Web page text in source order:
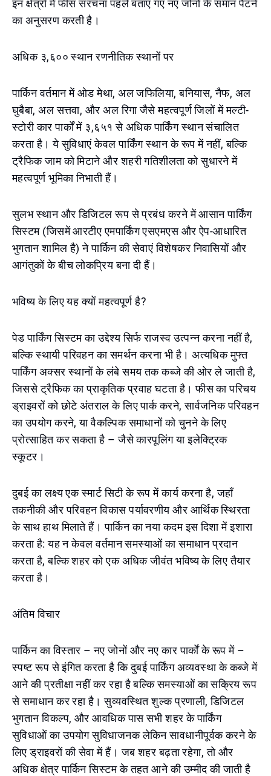
इन क्षेत्रों में फीस संरचना पहले बताए गए नए जोनों के समान पैटर्न
का अनुसरण करती है।
अधिक ३,६०० स्थान रणनीतिक स्थानों पर
पार्किन वर्तमान में ओड मेथा, अल जफिलिया, बनियास, नैफ, अल
घुबैबा, अल सत्तवा, और अल रिगा जैसे महत्वपूर्ण जिलों में मल्टी-
स्टोरी कार पार्कों में ३,६५१ से अधिक पार्किंग स्थान संचालित
करता है। ये सुविधाएं केवल पार्किंग स्थान के रूप में नहीं, बल्कि
ट्रैफिक जाम को मिटाने और शहरी गतिशीलता को सुधारने में
महत्वपूर्ण भूमिका निभाती हैं।
सुलभ स्थान और डिजिटल रूप से प्रबंध करने में आसान पार्किंग
सिस्टम (जिसमें आरटीए एमपार्किंग एसएमएस और ऐप-आधारित
भुगतान शामिल है) ने पार्किन की सेवाएं विशेषकर निवासियों और
आगंतुकों के बीच लोकप्रिय बना दी हैं।
भविष्य के लिए यह क्यों महत्वपूर्ण है?
पेड पार्किंग सिस्टम का उद्देश्य सिर्फ राजस्व उत्पन्न करना नहीं है,
बल्कि स्थायी परिवहन का समर्थन करना भी है। अत्यधिक मुफ्त
पार्किंग अक्सर स्थानों के लंबे समय तक कब्जे की ओर ले जाती है,
जिससे ट्रैफिक का प्राकृतिक प्रवाह घटता है। फीस का परिचय
ड्राइवरों को छोटे अंतराल के लिए पार्क करने, सार्वजनिक परिवहन
का उपयोग करने, या वैकल्पिक समाधानों को चुनने के लिए
प्रोत्साहित कर सकता है – जैसे कारपूलिंग या इलेक्ट्रिक
स्कूटर।
दुबई का लक्ष्य एक स्मार्ट सिटी के रूप में कार्य करना है, जहाँ
तकनीकी और परिवहन विकास पर्यावरणीय और आर्थिक स्थिरता
के साथ हाथ मिलाते हैं। पार्किन का नया कदम इस दिशा में इशारा
करता है: यह न केवल वर्तमान समस्याओं का समाधान प्रदान
करता है, बल्कि शहर को एक अधिक जीवंत भविष्य के लिए तैयार
करता है।
अंतिम विचार
पार्किन का विस्तार – नए जोनों और नए कार पार्कों के रूप में –
स्पष्ट रूप से इंगित करता है कि दुबई पार्किंग अव्यवस्था के कब्जे में
आने की प्रतीक्षा नहीं कर रहा है बल्कि समस्याओं का सक्रिय रूप
से समाधान कर रहा है। सुव्यवस्थित शुल्क प्रणाली, डिजिटल
भुगतान विकल्प, और आवधिक पास सभी शहर के पार्किंग
सुविधाओं का उपयोग सुविधाजनक लेकिन सावधानीपूर्वक करने के
लिए ड्राइवरों की सेवा में हैं। जब शहर बढ़ता रहेगा, तो और
अधिक क्षेत्र पार्किन सिस्टम के तहत आने की उम्मीद की जाती है